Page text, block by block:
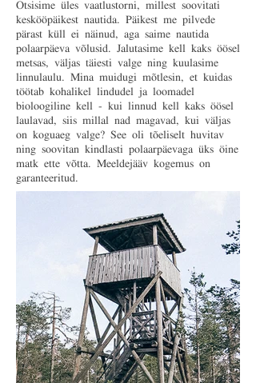
Otsisime üles vaatlustorni, millest soovitati
keskööpäikest nautida. Päikest me pilvede
pärast küll ei näinud, aga saime nautida
polaarpäeva võlusid. Jalutasime kell kaks öösel
metsas, väljas täiesti valge ning kuulasime
linnulaulu. Mina muidugi mõtlesin, et kuidas
töötab kohalikel lindudel ja loomadel
bioloogiline kell - kui linnud kell kaks öösel
laulavad, siis millal nad magavad, kui väljas
on koguaeg valge? See oli tõeliselt huvitav
ning soovitan kindlasti polaarpäevaga üks öine
matk ette võtta. Meeldejääv kogemus on
garanteeritud.